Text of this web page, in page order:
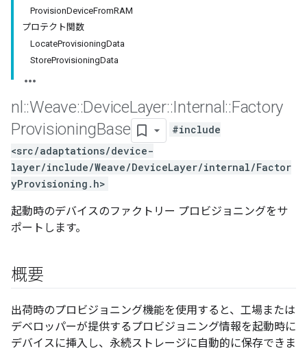
ProvisionDeviceFromRAM
プロテクト関数
LocateProvisioningData
StoreProvisioningData
nl ::Weave::DeviceLayer::Internal ::Factory
ProvisioningBase
#include
<src/adaptations/device-
layer/include/Weave/DeviceLayer/internal/Factor
yProvisioning.h>
起動時のデバイスのファクトリー プロビジョニングをサ
ポートします。
概要
出荷時のプロビジョニング機能を使用すると、工場または
デベロッパーが提供するプロビジョニング情報を起動時に
デバイスに挿入し、永続ストレージに自動的に保存できま